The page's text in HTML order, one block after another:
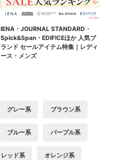
IENA・JOURNAL STANDARD・
Spick&Span・EDIFICEほか 人気ブ
ランド セールアイテム特集｜レディ
ース・メンズ
グレー系 ブラウン系
ブルー系 パープル系
レッド系 オレンジ系